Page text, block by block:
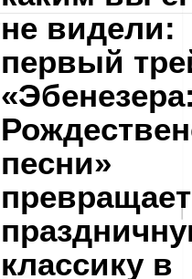
не видели:
первый
«Эбенезера:
песни»
превращает
классику в